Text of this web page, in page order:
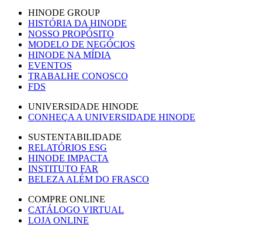
HINODE GROUP
HISTÓRIA DA HINODE
NOSSO PROPÓSITO
MODELO DE NEGÓCIOS
HINODE NA MÍDIA
EVENTOS
TRABALHE CONOSCO
FDS
UNIVERSIDADE HINODE
CONHEÇA A UNIVERSIDADE HINODE
SUSTENTABILIDADE
RELATÓRIOS ESG
HINODE IMPACTA
INSTITUTO FAR
BELEZA ALÉM DO FRASCO
COMPRE ONLINE
CATÁLOGO VIRTUAL
LOJA ONLINE